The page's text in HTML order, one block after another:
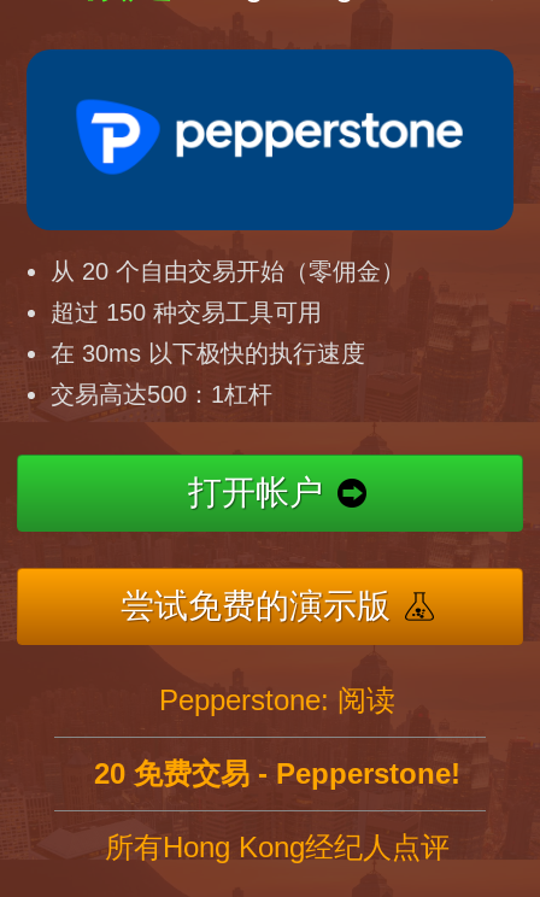
从 20 个自由交易开始（零佣金）
超过 150 种交易工具可用
在 30ms 以下极快的执行速度
交易高达500：1杠杆
打开帐户
尝试免费的演示版
Pepperstone: 阅读
20 免费交易 - Pepperstone!
所有Hong Kong经纪人点评